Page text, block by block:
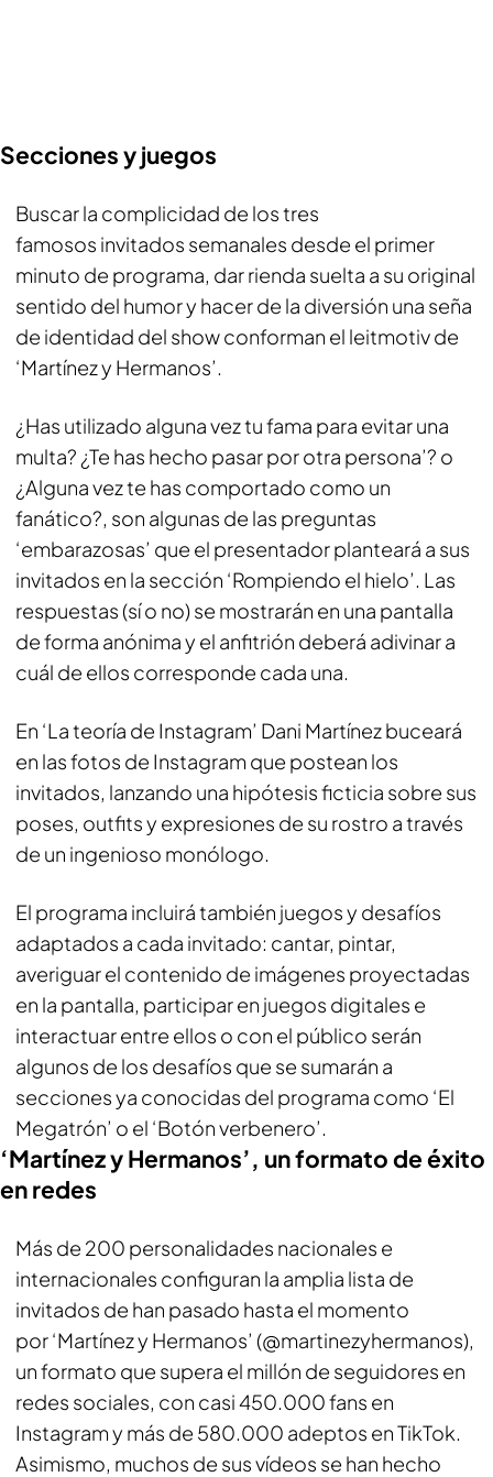
Secciones y juegos
Buscar la complicidad de los tres
famosos invitados semanales desde el primer
minuto de programa, dar rienda suelta a su original
sentido del humor y hacer de la diversión una seña
de identidad del showconforman el leitmotivde
‘Martínez y Hermanos’.
¿Has utilizado alguna vez tu fama para evitar una
multa? ¿Te has hecho pasar por otra persona’? o
¿Alguna vez te has comportado como un
fanático?, son algunas de las preguntas
‘embarazosas’ que el presentador planteará a sus
invitados en la sección ‘Rompiendo el hielo’. Las
respuestas (sí o no) se mostrarán en una pantalla
de forma anónima y el anfitrión deberá adivinar a
cuál de ellos corresponde cada una.
En ‘La teoría de Instagram’ Dani Martínez buceará
en las fotos de Instagram que postean los
invitados, lanzando una hipótesis ficticia sobre sus
poses, outfitsy expresiones de su rostro a través
de un ingenioso monólogo.
El programa incluirá también juegos y desafíos
adaptados a cada invitado: cantar, pintar,
averiguar el contenido de imágenes proyectadas
en la pantalla, participar en juegos digitales e
interactuar entre ellos o con el público serán
algunos de los desafíos que se sumarán a
secciones ya conocidas del programa como ‘El
Megatrón’ o el ‘Botón verbenero’.
‘Martínez y Hermanos’, un formato de éxito
en redes
Más de 200 personalidades nacionales e
internacionales configuran la amplia lista de
invitados de han pasado hasta el momento
por ‘Martínez y Hermanos’ (@martinezyhermanos),
un formato que supera el millón de seguidores en
redes sociales, con casi 450.000 fans en
Instagram y más de 580.000 adeptos en TikTok.
Asimismo, muchos de sus vídeos se han hecho